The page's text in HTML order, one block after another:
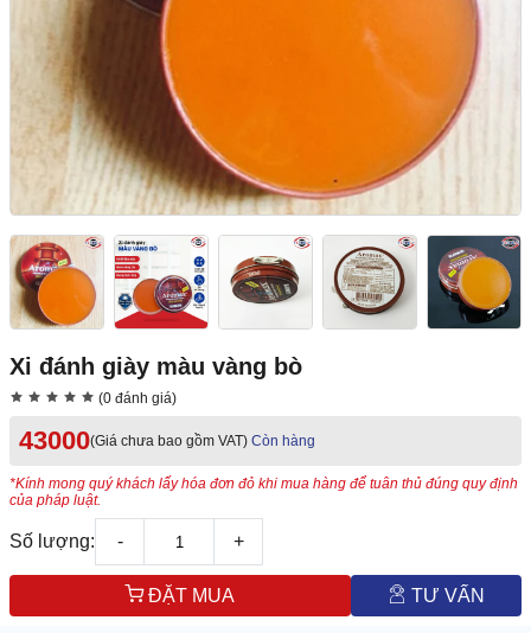
Xi đánh giày màu vàng bò
(0 đánh giá)
43000(Giá chưa bao gồm VAT) Còn hàng
*Kính mong quý khách lấy hóa đơn đỏ khi mua hàng để tuân thủ đúng quy định
của pháp luật.
Số lượng: - +
ĐẶT MUA TƯ VẤN